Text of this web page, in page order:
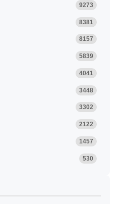
9273
8381
8157
5839
4041
3448
3302
2122
1457
530